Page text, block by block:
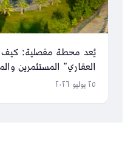
يُعد محطة مفصلية: كيف
العقاري” المستثمرين
٢٥ يوليو ٢٠٢٦